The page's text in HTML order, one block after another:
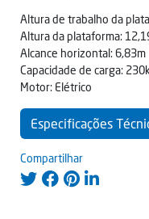
Altura de trabalho da
Altura da plataforma:
Alcance horizontal: 6,83m
Capacidade de carga:
Motor: Elétrico
Especificações
Compartilhar